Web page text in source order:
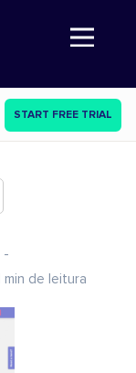
Abre a navegação
START FREE TRIAL
min de leitura